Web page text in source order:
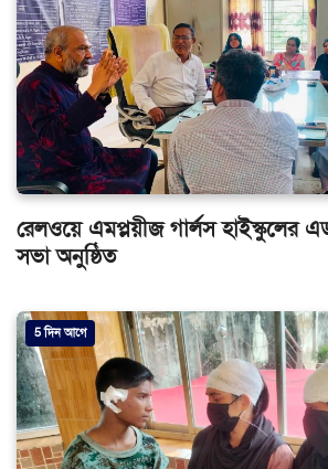
রেলওয়ে এমপ্লয়ীজ গার্লস হাইস্কুলের
সভা অনুষ্ঠিত
5 দিন আগে